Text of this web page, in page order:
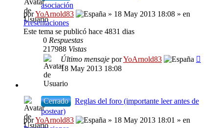
asociación
porYoArnold83
» 18 May 2013 18:08 » en
Presentaciones
Este tema se publicó hace 4831 dias
0 Respuestas
217988 Vistas
Último mensaje porYoArnold83
18 May 2013 18:08
Cerrado
Reglas del foro (importante leer antes de
postear)
porYoArnold83
» 18 May 2013 18:01 » en